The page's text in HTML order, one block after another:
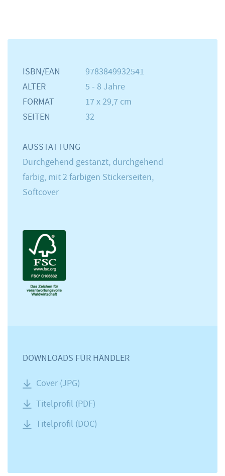
ISBN/EAN
9783849932541
ALTER
5 - 8 Jahre
FORMAT
17 x 29,7 cm
SEITEN
32
AUSSTATTUNG
Durchgehend gestanzt, durchgehend
farbig, mit 2 farbigen Stickerseiten,
Softcover
DOWNLOADS FÜR HÄNDLER
Cover (JPG)
Titelprofil (PDF)
Titelprofil (DOC)